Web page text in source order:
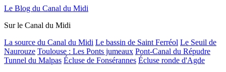
Le Blog du Canal du Midi
Sur le Canal du Midi
La source du Canal du Midi Le bassin de Saint Ferréol Le Seuil de
Naurouze Toulouse : Les Ponts jumeaux Pont-Canal du Répudre
Tunnel du Malpas Écluse de Fonsérannes Écluse ronde d'Agde